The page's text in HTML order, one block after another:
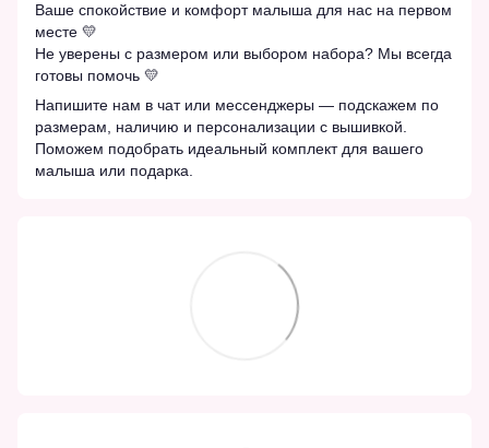
Ваше спокойствие и комфорт малыша для нас на первом
месте 💛
Не уверены с размером или выбором набора? Мы всегда
готовы помочь 💛
Напишите нам в чат или мессенджеры — подскажем по
размерам, наличию и персонализации с вышивкой.
Поможем подобрать идеальный комплект для вашего
малыша или подарка.